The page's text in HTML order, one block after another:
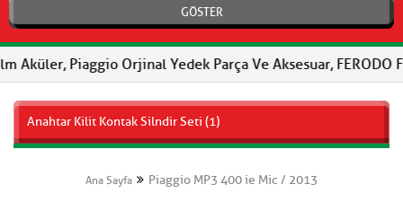
GÖSTER
Orjinal Yedek Parça Ve Aksesuar, FERODO Fren
Anahtar Kilit Kontak Silndir Seti (1)
Ana Sayfa Piaggio MP3 400 ie Mic / 2013